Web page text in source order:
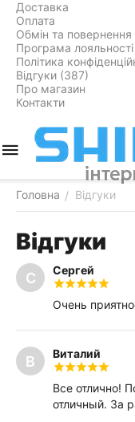
Доставка
Оплата
Обмін та повернення
Програма лояльності
Політика
Відгуки (387)
Про магазин
Контакти
Головна / Відгуки
Відгуки
С Сергей
Очень
В Виталий
Все отлично!
отличный. За